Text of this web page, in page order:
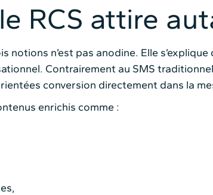
RCS attire
notions n’est pas anodine. Elle
Contrairement au SMS
conversion directement dans la
enrichis comme :